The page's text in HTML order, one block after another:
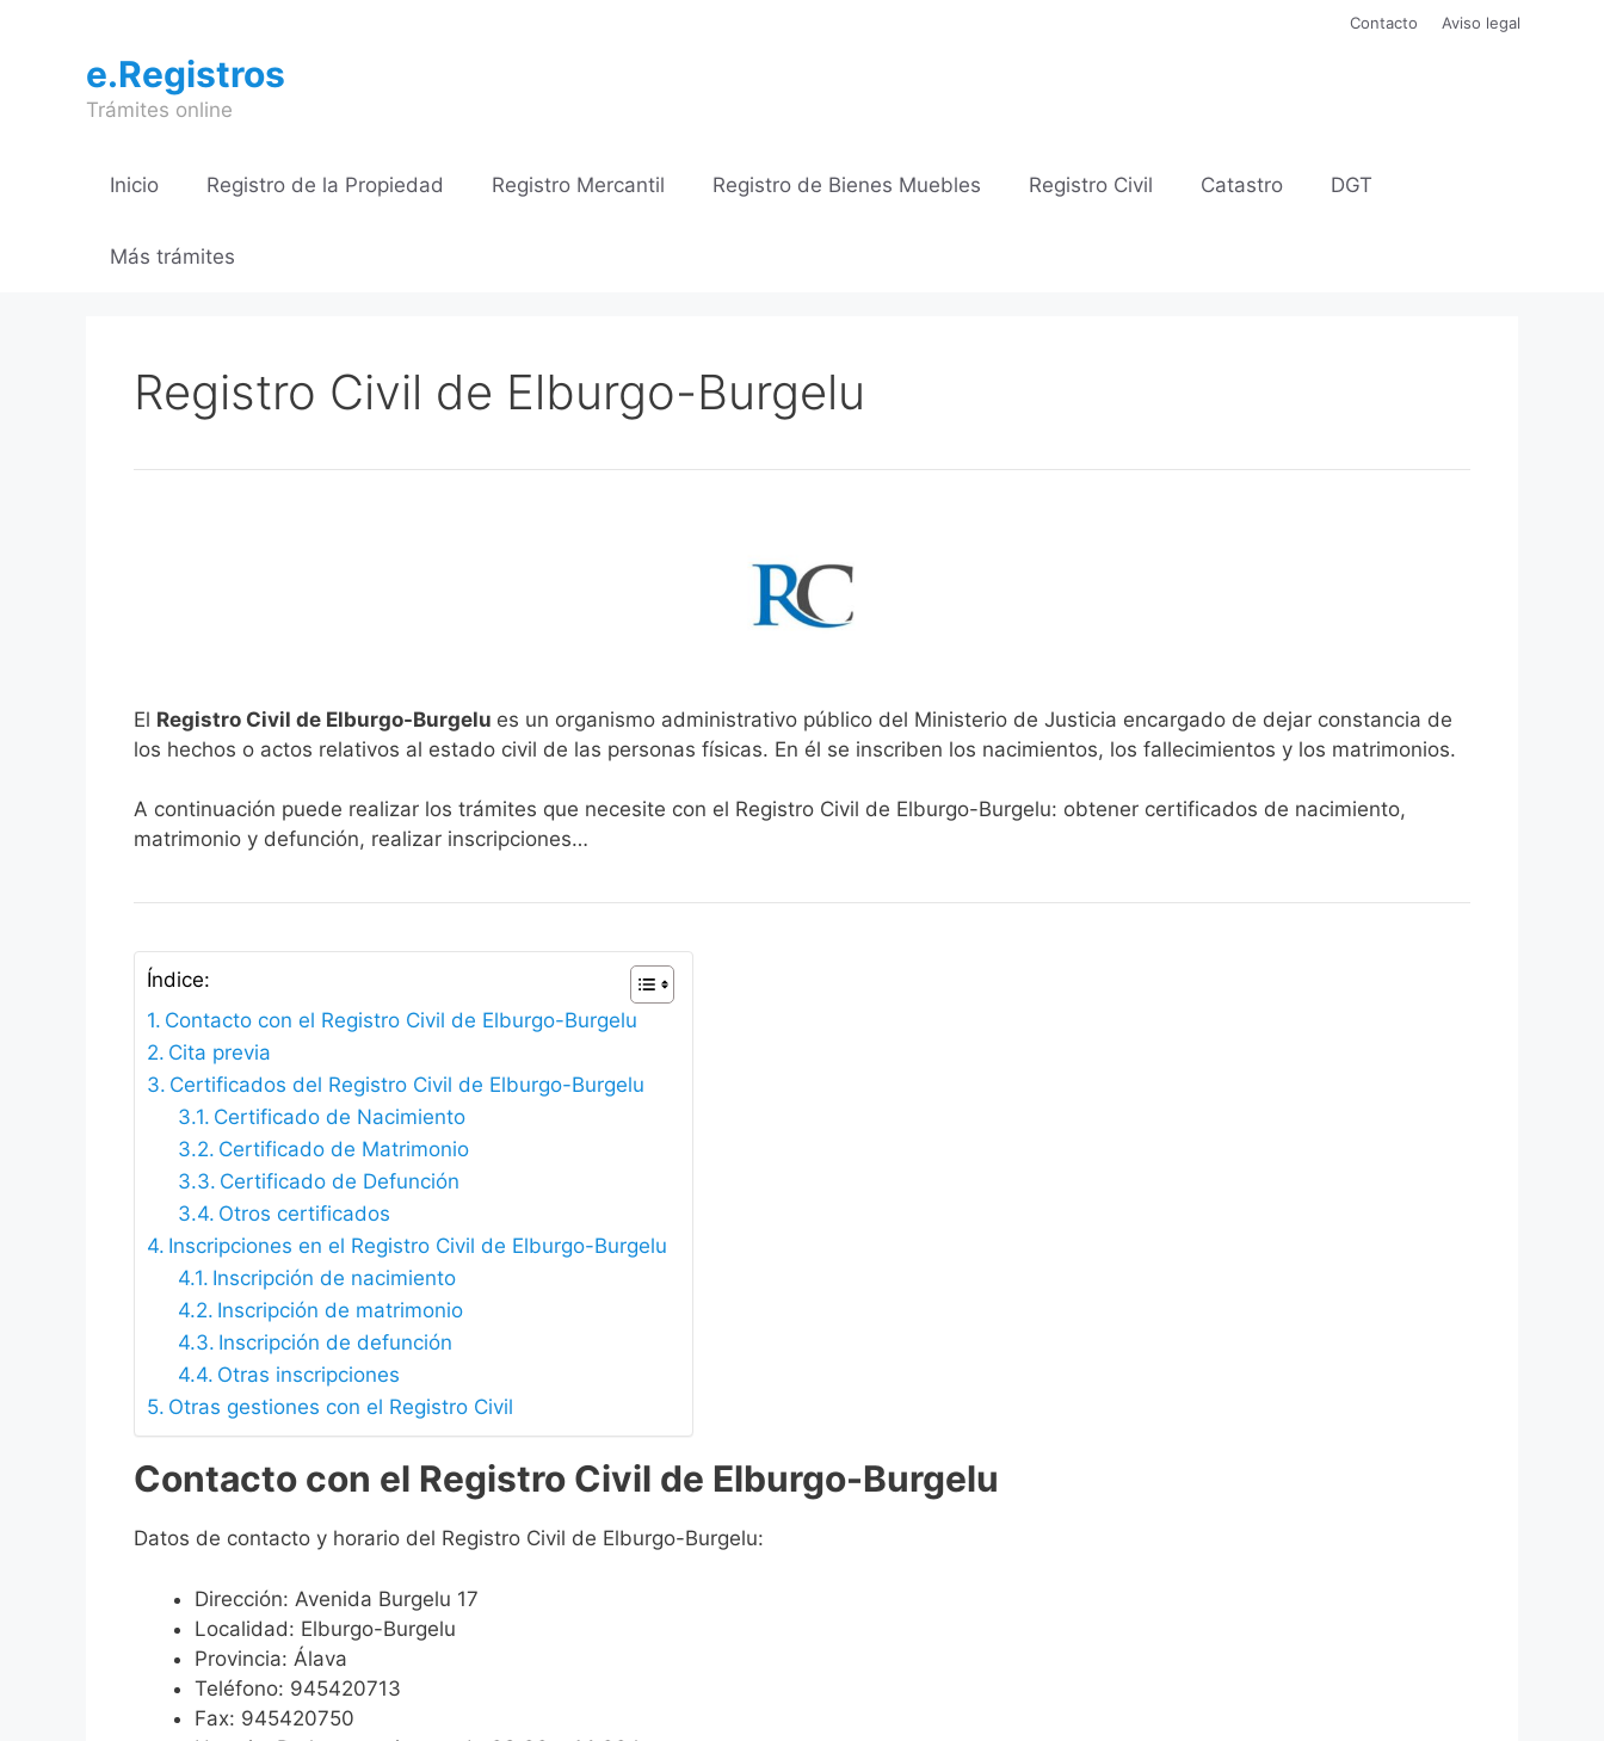
contenido
Contacto Aviso legal
e.Registros
Trámites online
Inicio Registro de la Propiedad Registro Mercantil Registro de Bienes Muebles Registro Civil Catastro DGT
Más trámites
Registro Civil de Elburgo-Burgelu
El Registro Civil de Elburgo-Burgelu es un organismo administrativo público del Ministerio de Justicia encargado de dejar constancia de
los hechos o actos relativos al estado civil de las personas físicas. En él se inscriben los nacimientos, los fallecimientos y los matrimonios.
A continuación puede realizar los trámites que necesite con el Registro Civil de Elburgo-Burgelu: obtener certificados de nacimiento,
matrimonio y defunción, realizar inscripciones…
Índice:
Contacto con el Registro Civil de Elburgo-Burgelu
Cita previa
Certificados del Registro Civil de Elburgo-Burgelu
Certificado de Nacimiento
Certificado de Matrimonio
Certificado de Defunción
Otros certificados
Inscripciones en el Registro Civil de Elburgo-Burgelu
Inscripción de nacimiento
Inscripción de matrimonio
Inscripción de defunción
Otras inscripciones
Otras gestiones con el Registro Civil
Contacto con el Registro Civil de Elburgo-Burgelu
Datos de contacto y horario del Registro Civil de Elburgo-Burgelu:
Dirección: Avenida Burgelu 17
Localidad: Elburgo-Burgelu
Provincia: Álava
Teléfono: 945420713
Fax: 945420750